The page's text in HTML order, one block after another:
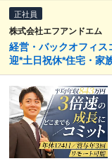
正社員
株式会社エフアンドエム
経営・バックオフィス
迎*土日祝休*住宅・家